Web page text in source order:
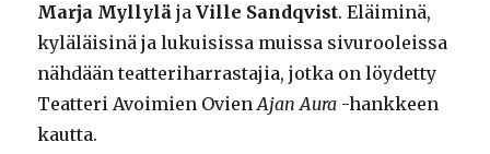
Marja Myllylä jaVille Sandqvist. Eläiminä,
kyläläisinä ja lukuisissa muissa sivurooleissa
nähdään teatteriharrastajia, jotka on löydetty
Teatteri Avoimien OvienAjan Aura -hankkeen
kautta.